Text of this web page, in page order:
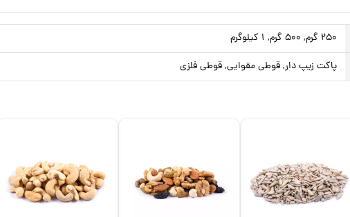
250 گرم, 500 گرم, 1 کیلوگرم
پاکت زیپ دار, قوطی مقوایی, قوطی فلزی